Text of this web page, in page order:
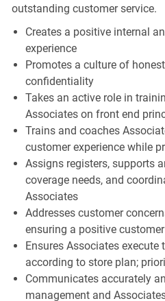
outstanding customer service.
Creates a positive internal
experience
Promotes a culture of
confidentiality
Takes an active role in
Associates on front end
Trains and coaches
customer experience while
Assigns registers, supports
coverage needs, and
Associates
Addresses customer
ensuring a positive
Ensures Associates
according to store plan;
Communicates accurately
management and